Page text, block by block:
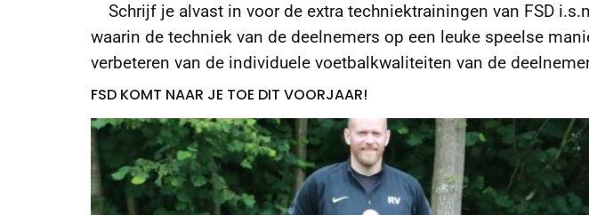
Schrijf je alvast in voor de extra techniektrainingen van FSD
waarin de techniek van de deelnemers op een leuke speelse
verbeteren van de individuele voetbalkwaliteiten van de
FSD KOMT NAAR JE TOE DIT VOORJAAR!